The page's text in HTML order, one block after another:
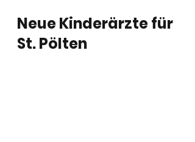
Neue Kinderärzte für
St. Pölten